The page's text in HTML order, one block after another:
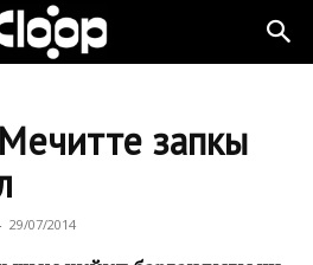
запкы
29/07/2014